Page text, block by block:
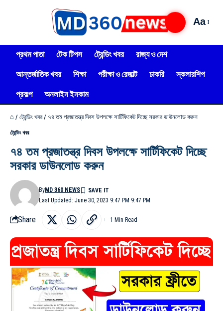
Aa
প্রথম পাতা টেক টিপস ট্রেন্ডিং খবর
রাজ্য ও দেশ
আন্তর্জাতিক খবর
শিক্ষা পরীক্ষা ও রেজাল্ট চাকরি
স্কলারশিপ
প্রকল্প
অনলাইন ইনকাম
⌂ / ট্রেন্ডিং খবর / ৭৪ তম প্রজাতন্ত্র দিবস উপলক্ষে সার্টিফিকেট দিচ্ছে সরকার ডাউনলোড করুন
ট্রেন্ডিং খবর
৭৪ তম প্রজাতন্ত্র দিবস উপলক্ষে সার্টিফিকেট দিচ্ছে
সরকার ডাউনলোড করুন
Last Updated: June 30, 2023 9:47 PM 9:47 PM
ByMD 360 NEWS
Share 1 Min Read